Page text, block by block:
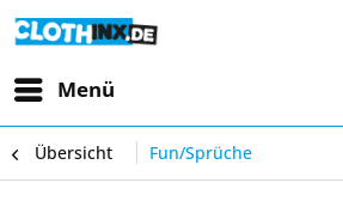
Menü
Übersicht Fun/Sprüche